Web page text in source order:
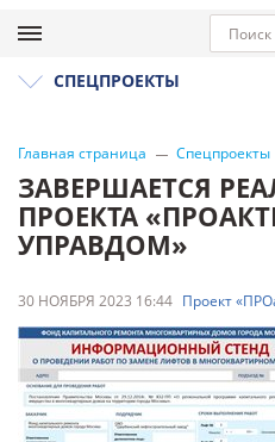
СПЕЦПРОЕКТЫ
Главная страница Спецпроекты
ЗАВЕРШАЕТСЯ
ПРОЕКТА
УПРАВДОМ»
30 НОЯБРЯ 2023 16:44 Проект